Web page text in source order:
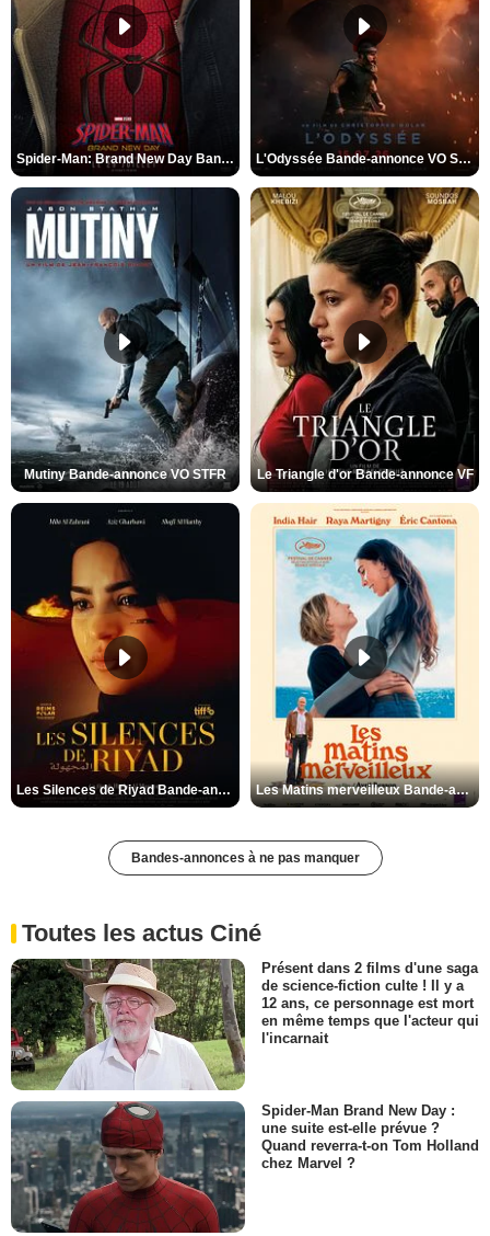
Spider-Man: Brand New Day Bande-annonce VO STFR L'Odyssée Bande-annonce VO STFR
Mutiny Bande-annonce VO STFR Le Triangle d'or Bande-annonce VF
Les Silences de Riyad Bande-annonce VO STFR Les Matins merveilleux Bande-annonce VF
Bandes-annonces à ne pas manquer
Toutes les actus Ciné
Présent dans 2 films d'une saga
de science-fiction culte ! Il y a
12 ans, ce personnage est mort
en même temps que l'acteur qui
l'incarnait
Spider-Man Brand New Day :
une suite est-elle prévue ?
Quand reverra-t-on Tom Holland
chez Marvel ?